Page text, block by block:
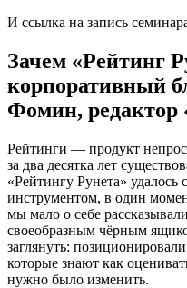
И ссылка на запись
Зачем «Рейтинг
корпоративный
Фомин, редактор
Рейтинги — продукт
за два десятка лет
«Рейтингу Рунета»
инструментом, в один
мы мало о себе
своеобразным чёрным
заглянуть:
которые знают как
нужно было изменить.